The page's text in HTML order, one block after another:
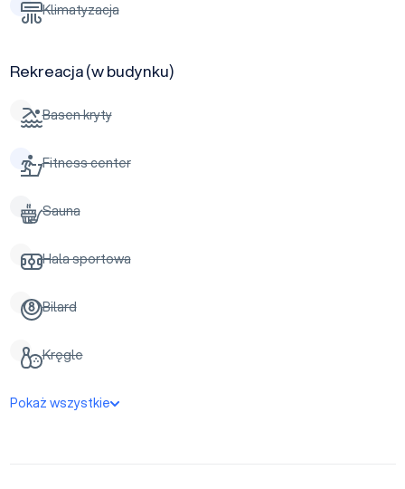
Klimatyzacja
Rekreacja (w budynku)
Basen kryty
Fitness center
Sauna
Hala sportowa
Bilard
Kręgle
Pokaż wszystkie